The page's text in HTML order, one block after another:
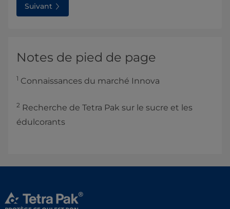
Suivant
Notes de pied de page
1 Connaissances du marché Innova
2 Recherche de Tetra Pak sur le sucre et les
édulcorants